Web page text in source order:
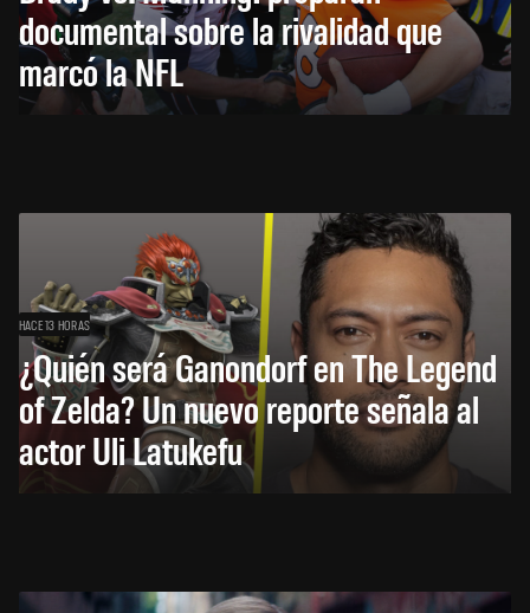
documental sobre la rivalidad que
marcó la NFL
HACE 13 HORAS
¿Quién será Ganondorf en The Legend
of Zelda? Un nuevo reporte señala al
actor Uli Latukefu